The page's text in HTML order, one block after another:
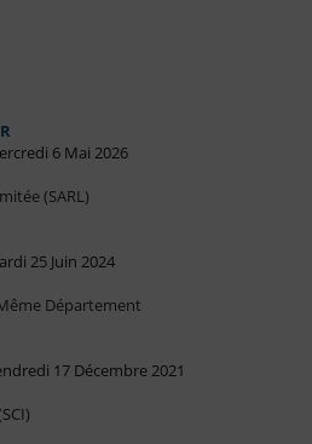
6 Mai 2026
(SARL)
25 Juin 2024
Département
17 Décembre 2021